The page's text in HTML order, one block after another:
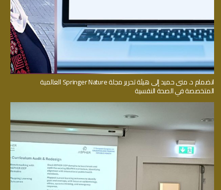
انضمام د. منى حميد إلى هيئة تحرير مجلة Springer Nature العالمية
المتخصصة في الصحة النفسية